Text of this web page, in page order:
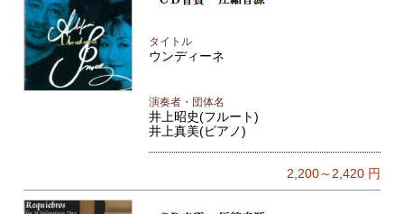
タイトル
ウンディーネ
演奏者・団体名
井上昭史(フルート)
井上真美(ピアノ)
2,200～2,420円